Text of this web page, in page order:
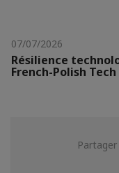
07/07/2026
Résilience
French-Polish